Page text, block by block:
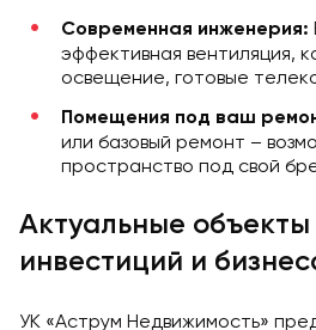
Современная инженерия:
эффективная вентиляция,
освещение, готовые
Помещения под ваш
или базовый ремонт –
пространство под свой
Актуальные объекты
инвестиций и
УК «Аструм Недвижимость»